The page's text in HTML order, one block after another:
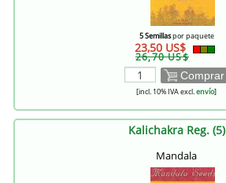
5 Semillaspor paquete
23,50 US$
26,70 US$
Comprar
[incl. 10% IVA excl.envío]
Kalichakra Reg. (5)
Mandala